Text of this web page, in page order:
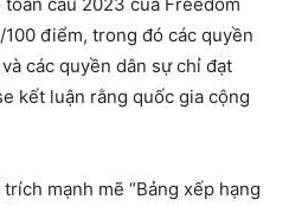
điểm, trong đó các quyền
các quyền dân sự chỉ đạt
kết luận rằng quốc gia cộng
mạnh mẽ “Bảng xếp hạng